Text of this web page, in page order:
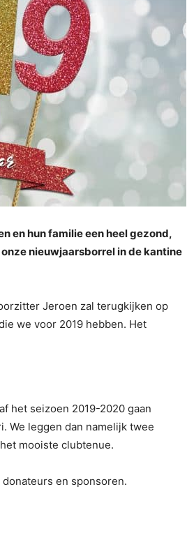
en hun familie een heel gezond,
nieuwjaarsborrel in de kantine
Jeroen zal terugkijken op
we voor 2019 hebben. Het
het seizoen 2019-2020 gaan
We leggen dan namelijk twee
mooiste clubtenue.
en sponsoren.